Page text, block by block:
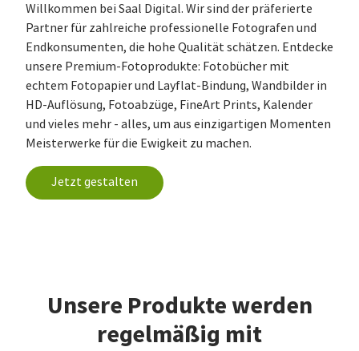
Willkommen bei Saal Digital. Wir sind der präferierte
Partner für zahlreiche professionelle Fotografen und
Endkonsumenten, die hohe Qualität schätzen. Entdecke
unsere Premium-Fotoprodukte: Fotobücher mit
echtem Fotopapier und Layflat-Bindung, Wandbilder in
HD-Auflösung, Fotoabzüge, FineArt Prints, Kalender
und vieles mehr - alles, um aus einzigartigen Momenten
Meisterwerke für die Ewigkeit zu machen.
Jetzt gestalten
Unsere Produkte werden
regelmäßig mit